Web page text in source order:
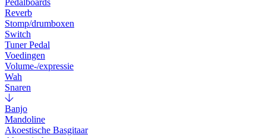
Pedalboards
Reverb
Stomp/drumboxen
Switch
Tuner Pedal
Voedingen
Volume-/expressie
Wah
Snaren
Banjo
Mandoline
Akoestische Basgitaar